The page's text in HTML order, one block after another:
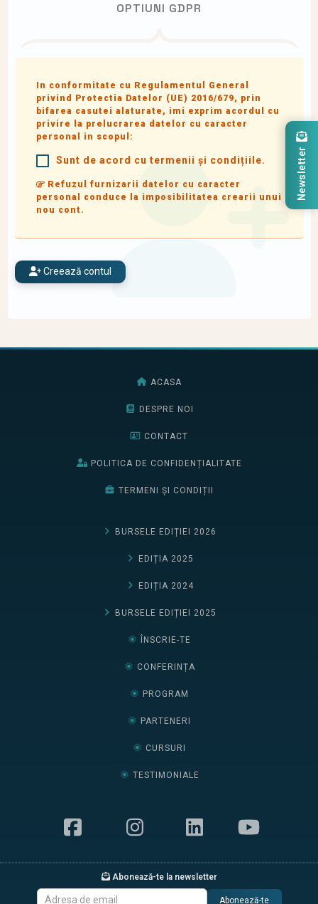
OPTIUNI GDPR
In conformitate cu Regulamentul General
privind Protectia Datelor (UE) 2016/679, prin
bifarea casutei alaturate, imi exprim acordul cu
privire la prelucrarea datelor cu caracter
personal in scopul:
Sunt de acord cu termenii și condițiile.
Refuzul furnizarii datelor cu caracter
personal conduce la imposibilitatea crearii unui
nou cont.
Creează contul
ACASA
DESPRE NOI
CONTACT
POLITICA DE CONFIDENȚIALITATE
TERMENI ȘI CONDIȚII
BURSELE EDIȚIEI 2026
EDIȚIA 2025
EDIȚIA 2024
BURSELE EDIȚIEI 2025
ÎNSCRIE-TE
CONFERINȚA
PROGRAM
PARTENERI
CURSURI
TESTIMONIALE
Abonează-te la newsletter
Abonează-te
Newsletter